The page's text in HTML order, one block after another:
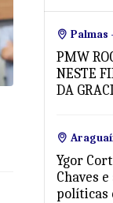
Palmas
PMW
NESTE
DA
Ygor
Chaves
políticas